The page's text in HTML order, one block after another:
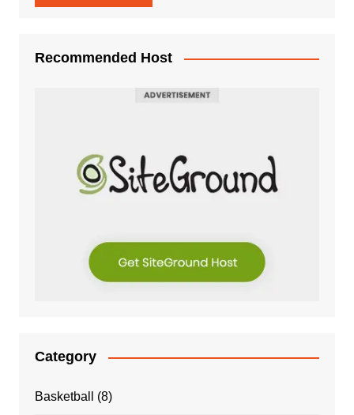
Recommended Host
Category
Basketball (8)